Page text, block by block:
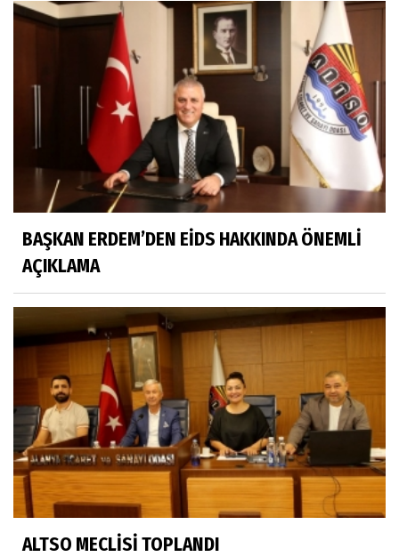
BAŞKAN ERDEM’DEN EİDS HAKKINDA ÖNEMLİ
AÇIKLAMA
ALTSO MECLİSİ TOPLANDI